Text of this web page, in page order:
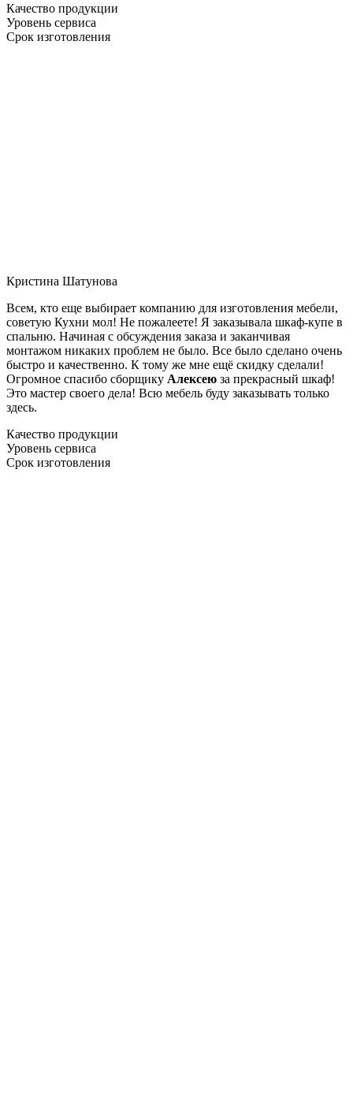
Качество продукции
Уровень сервиса
Срок изготовления
Кристина Шатунова
Всем, кто еще выбирает компанию для изготовления мебели,
советую Кухни мол! Не пожалеете! Я заказывала шкаф-купе в
спальню. Начиная с обсуждения заказа и заканчивая
монтажом никаких проблем не было. Все было сделано очень
быстро и качественно. К тому же мне ещё скидку сделали!
Огромное спасибо сборщику Алексею за прекрасный шкаф!
Это мастер своего дела! Всю мебель буду заказывать только
здесь.
Качество продукции
Уровень сервиса
Срок изготовления